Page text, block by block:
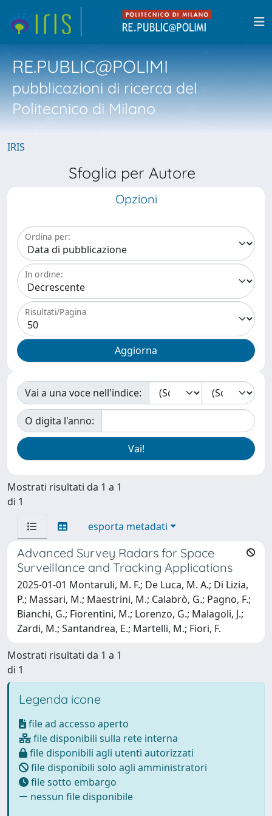
RE.PUBLIC@POLIMI
pubblicazioni di ricerca del
Politecnico di Milano
IRIS
Sfoglia per Autore
Opzioni
Ordina per:
In ordine:
Risultati/Pagina
Vai a una voce nell'indice:
O digita l'anno:
Mostrati risultati da 1 a 1
di 1
esporta metadati
Advanced Survey Radars for Space
Surveillance and Tracking Applications
2025-01-01 Montaruli, M. F.; De Luca, M. A.; Di Lizia,
P.; Massari, M.; Maestrini, M.; Calabrò, G.; Pagno, F.;
Bianchi, G.; Fiorentini, M.; Lorenzo, G.; Malagoli, J.;
Zardi, M.; Santandrea, E.; Martelli, M.; Fiori, F.
Mostrati risultati da 1 a 1
di 1
Legenda icone
file ad accesso aperto
file disponibili sulla rete interna
file disponibili agli utenti autorizzati
file disponibili solo agli amministratori
file sotto embargo
nessun file disponibile